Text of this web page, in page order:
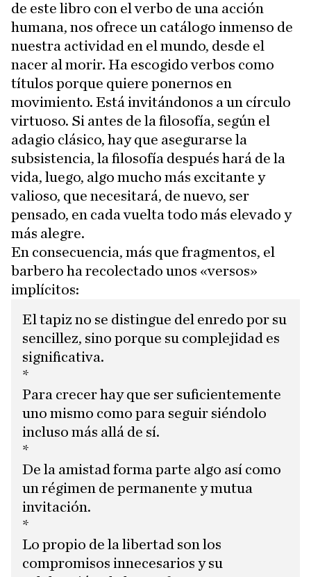
de este libro con el verbo de una acción
humana, nos ofrece un catálogo inmenso de
nuestra actividad en el mundo, desde el
nacer al morir. Ha escogido verbos como
títulos porque quiere ponernos en
movimiento. Está invitándonos a un círculo
virtuoso. Si antes de la filosofía, según el
adagio clásico, hay que asegurarse la
subsistencia, la filosofía después hará de la
vida, luego, algo mucho más excitante y
valioso, que necesitará, de nuevo, ser
pensado, en cada vuelta todo más elevado y
más alegre.
En consecuencia, más que fragmentos, el
barbero ha recolectado unos «versos»
implícitos:
El tapiz no se distingue del enredo por su
sencillez, sino porque su complejidad es
significativa.
*
Para crecer hay que ser suficientemente
uno mismo como para seguir siéndolo
incluso más allá de sí.
*
De la amistad forma parte algo así como
un régimen de permanente y mutua
invitación.
*
Lo propio de la libertad son los
compromisos innecesarios y su